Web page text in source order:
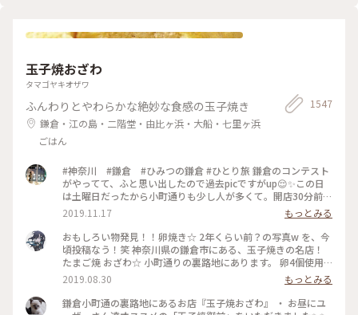
所』 2025年10月18日(土) - 2026年3月15日(日) #金沢21世紀
#SIDECORELivingroadLivingspace/生きている道生きるため
の場所 #ことりっぷと一緒 #金沢 #金沢旅
み、上から覗くプールが見られるようになり急いで見学！ も
わいいラビットチェアや、憧れのアルネ・ヤコブセンデザイン
のアントチェアやスワンチェアに座れたのも満足✨ 女子トイレ
世紀美術館 #美術館 #金沢 #石川 #アートな景色
玉子焼おざわ
タマゴヤキオザワ
ふんわりとやわらかな絶妙な食感の玉子焼き
鎌倉・江の島・二階堂・由比ヶ浜・大船・七里ヶ浜
ごはん
1547
#神奈川 #鎌倉 #ひみつの鎌倉 #ひとり旅 鎌倉のコンテスト
がやってて、ふと思い出したので過去picですがup😌✨この日
は土曜日だったから小町通りも少し人が多くて。開店30分前に
並び始めて、既に前に10人ほどいましたよ〜。運良く1巡目で
入れたので、玉子焼きを注文😎なんともいえない甘さと出汁の
お味と、、、とりあえず美味😂笑！また機会があれば行きたい
なあ。
2019.11.17
もっとみる
おもしろい物発見！！卵焼き☆ 2年くらい前？の写真w を、今
頃投稿なう！笑 神奈川県の鎌倉市にある、玉子焼きの名店！
たまご焼 おざわ☆ 小町通りの裏路地にあります。 卵4個使用
で、砂糖醤油の風味の後に、出汁の風味と旨みが来る感じでし
た！ 口当たりは柔らでした！ 記憶でわ… 開店の11時半前に行
ったのに、長者の列で30分以上待った記憶が… 懐かし～ ま
2019.08.30
もっとみる
鎌倉小町通の裏路地にあるお店『玉子焼おざわ』 ・ お昼にユ